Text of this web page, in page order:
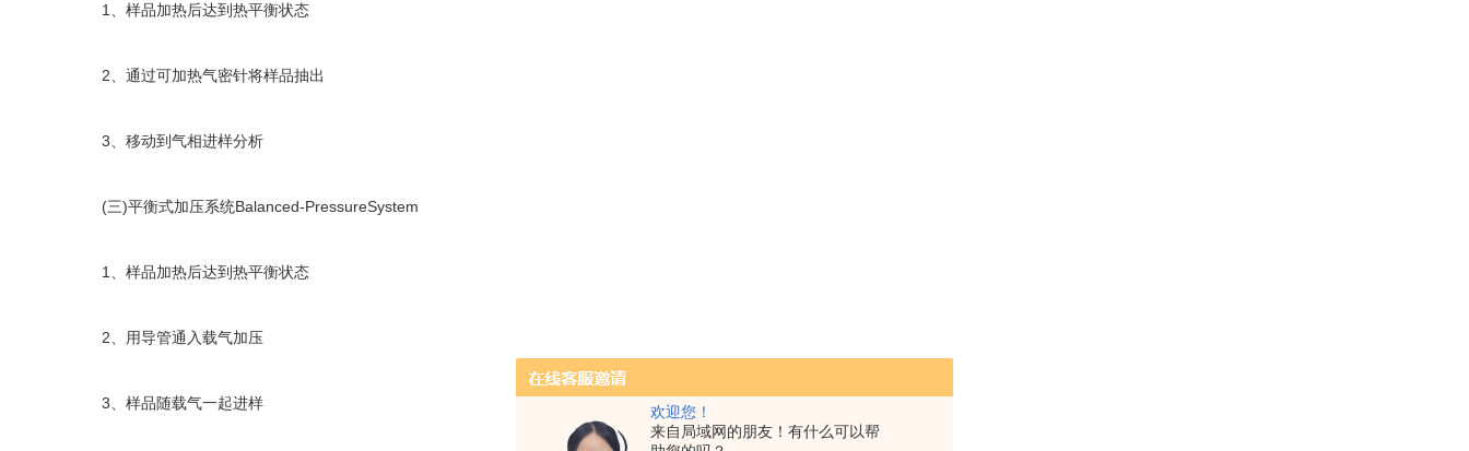
欢迎您！
来自局域网的朋友！有什么可以帮
1、样品加热后达到热平衡状态
2、通过可加热气密针将样品抽出
3、移动到气相进样分析
(三)平衡式加压系统Balanced-PressureSystem
1、样品加热后达到热平衡状态
2、用导管通入载气加压
3、样品随载气一起进样